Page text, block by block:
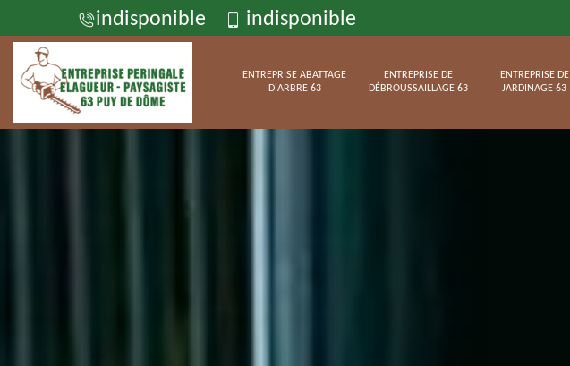
indisponible indisponible
ENTREPRISE ABATTAGE
D'ARBRE 63
ENTREPRISE DE
DÉBROUSSAILLAGE 63
ENTREPRISE DE
JARDINAGE 63